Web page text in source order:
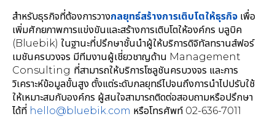
สำหรับธุรกิจที่ต้องการวางกลยุทธ์สร้างการเติบโตให้ธุรกิจ เพื่อ
เพิ่มศักยภาพการแข่งขันและสร้างการเติบโตให้องค์กร บลูบิค
(Bluebik) ในฐานะที่ปรึกษาชั้นนำผู้ให้บริการดิจิทัลทรานส์ฟอร์
เมชันครบวงจร มีทีมงานผู้เชี่ยวชาญด้าน Management
Consulting ที่สามารถให้บริการโซลูชันครบวงจร และการ
วิเคราะห์ข้อมูลขั้นสูง ตั้งแต่ระดับกลยุทธ์ไปจนถึงการนำไปปรับใช้
ให้เหมาะสมกับองค์กร ผู้สนใจสามารถติดต่อสอบถามหรือปรึกษา
ได้ที่ hello@bluebik.com หรือโทรศัพท์ 02-636-7011